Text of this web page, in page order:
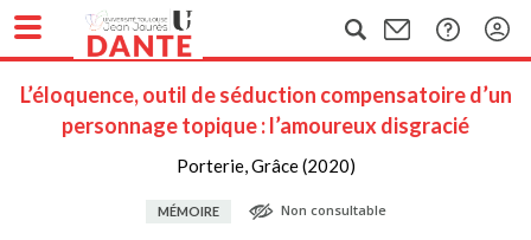
L’éloquence, outil de séduction compensatoire d’un
personnage topique : l’amoureux disgracié
Porterie, Grâce (2020)
MÉMOIRE Non consultable